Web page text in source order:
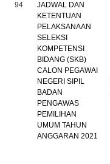
94
JADWAL DAN
KETENTUAN
PELAKSANAAN
SELEKSI
KOMPETENSI
BIDANG (SKB)
CALON PEGAWAI
NEGERI SIPIL
BADAN
PENGAWAS
PEMILIHAN
UMUM TAHUN
ANGGARAN 2021